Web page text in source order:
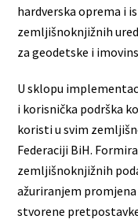
hardverska oprema i
zemljišnoknjižnih
za geodetske i
U sklopu
i korisnička podrška
koristi u svim
Federaciji BiH.
zemljišnoknjižnih
ažuriranjem
stvorene